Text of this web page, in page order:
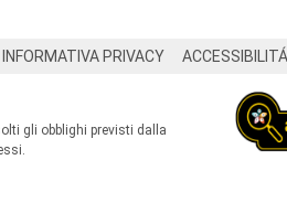
INFORMATIVA PRIVACY ACCESSIBILITÁ
gli obblighi previsti dalla